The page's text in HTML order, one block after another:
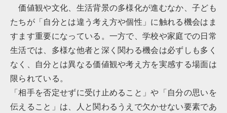
価値観や文化、生活背景の多様化が進むなか、子ども
たちが「自分とは違う考え方や個性」に触れる機会はま
すます重要になっている。一方で、学校や家庭での日常
生活では、多様な他者と深く関わる機会は必ずしも多く
なく、自分とは異なる価値観や考え方を実感する場面は
限られている。
「相手を否定せずに受け止めること」や「自分の思いを
伝えること」は、人と関わるうえで欠かせない要素であ